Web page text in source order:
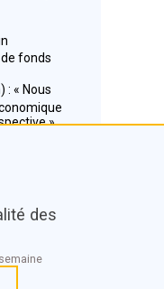
fonds
: « Nous
»
?
des